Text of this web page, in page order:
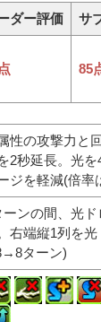
ダー評価 サ
85
性の攻撃力と
2秒延長。光
ジを軽減(倍率
ーンの間、光
右端縦1列を光
ターン)